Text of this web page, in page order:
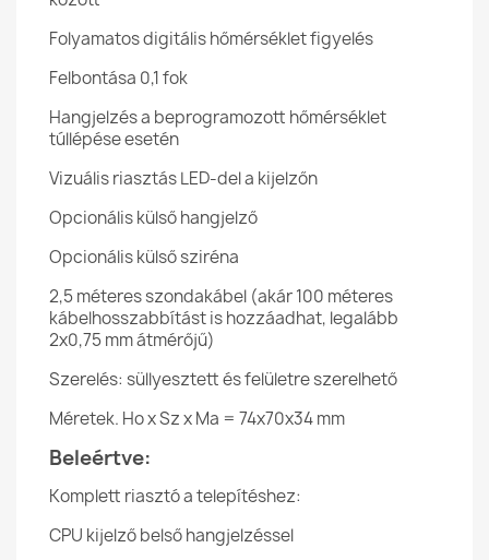
Folyamatos digitális hőmérséklet figyelés
Felbontása 0,1 fok
Hangjelzés a beprogramozott hőmérséklet
túllépése esetén
Vizuális riasztás LED-del a kijelzőn
Opcionális külső hangjelző
Opcionális külső sziréna
2,5 méteres szondakábel (akár 100 méteres
kábelhosszabbítást is hozzáadhat, legalább
2x0,75 mm átmérőjű)
Szerelés: süllyesztett és felületre szerelhető
Méretek. Ho x Sz x Ma = 74x70x34 mm
Beleértve:
Komplett riasztó a telepítéshez:
CPU kijelző belső hangjelzéssel